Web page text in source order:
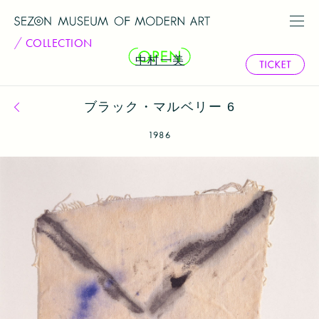
COLLECTION
中村一美
コレクション一覧へ戻るブラック・マルベリー 6
1986